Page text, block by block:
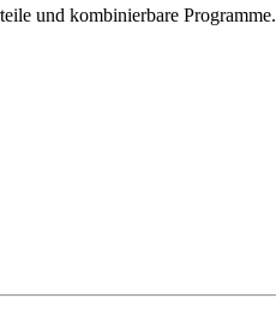
und kombinierbare Programme.